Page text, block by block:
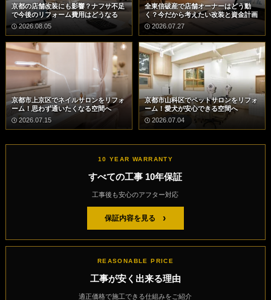
京都の店舗改装にも影響？ナフサ不足
で今後のリフォーム費用はどうなる
2026.08.05
全東信破産で店舗オーナーはどう動
く？今だから考えたい改装と資金計画
2026.07.27
京都市上京区でネイルサロンをリフォ
ーム！思わず通いたくなる空間へ
2026.07.15
京都市山科区でペットサロンをリフォ
ーム！愛犬が安心できる空間へ
2026.07.04
10 YEAR WARRANTY
すべての工事 10年保証
工事後も安心のアフター対応
保証内容を見る ›
REASONABLE PRICE
工事が安く出来る理由
適正価格で施工できる仕組みをご紹介